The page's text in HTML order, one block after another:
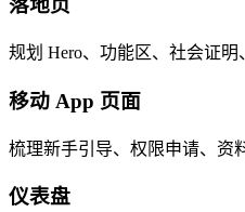
落地页
规划 Hero、功能区、社会证明
移动 App 页面
梳理新手引导、权限申请、资
仪表盘